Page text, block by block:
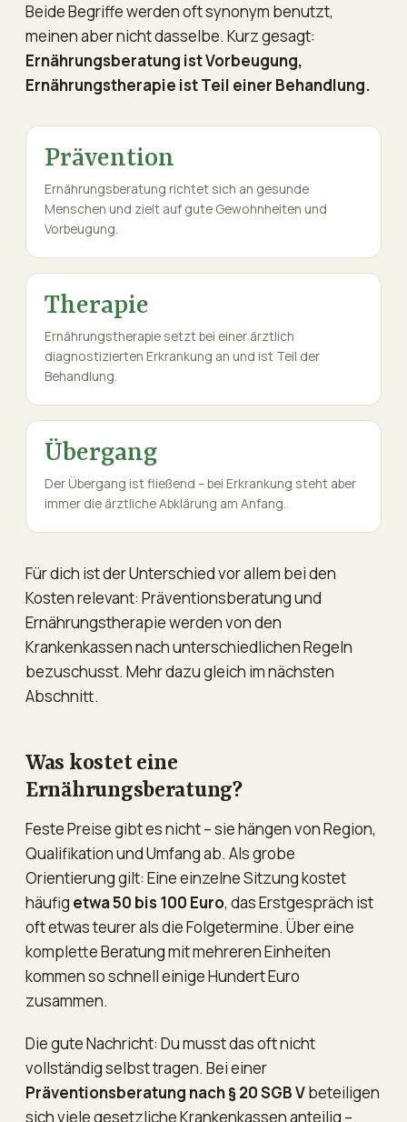
Beide Begriffe werden oft synonym benutzt,
meinen aber nicht dasselbe. Kurz gesagt:
Ernährungsberatung ist Vorbeugung,
Ernährungstherapie ist Teil einer Behandlung.
Prävention
Ernährungsberatung richtet sich an gesunde
Menschen und zielt auf gute Gewohnheiten und
Vorbeugung.
Therapie
Ernährungstherapie setzt bei einer ärztlich
diagnostizierten Erkrankung an und ist Teil der
Behandlung.
Übergang
Der Übergang ist fließend – bei Erkrankung steht aber
immer die ärztliche Abklärung am Anfang.
Für dich ist der Unterschied vor allem bei den
Kosten relevant: Präventionsberatung und
Ernährungstherapie werden von den
Krankenkassen nach unterschiedlichen Regeln
bezuschusst. Mehr dazu gleich im nächsten
Abschnitt.
Was kostet eine
Ernährungsberatung?
Feste Preise gibt es nicht – sie hängen von Region,
Qualifikation und Umfang ab. Als grobe
Orientierung gilt: Eine einzelne Sitzung kostet
häufig etwa 50 bis 100 Euro, das Erstgespräch ist
oft etwas teurer als die Folgetermine. Über eine
komplette Beratung mit mehreren Einheiten
kommen so schnell einige Hundert Euro
zusammen.
Die gute Nachricht: Du musst das oft nicht
vollständig selbst tragen. Bei einer
Präventionsberatung nach § 20 SGB Vbeteiligen
sich viele gesetzliche Krankenkassen anteilig –